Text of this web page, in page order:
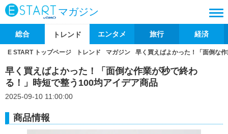
マガジン
総合 トレンド エンタメ 旅行 経済
E START トップページ トレンド マガジン 早く買えばよかった！「面倒な
早く買えばよかった！「面倒な作業が秒で終わ
る！」時短で整う100均アイデア商品
2025-09-10 11:00:00
商品情報